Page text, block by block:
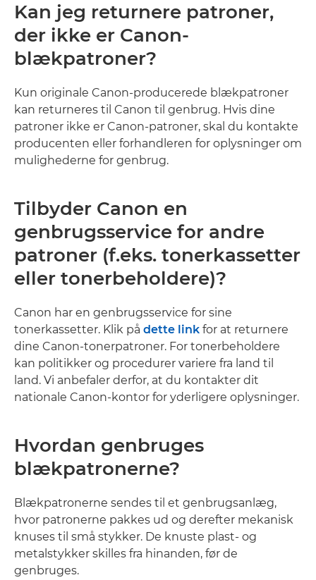
Kan jeg returnere patroner,
der ikke er Canon-
blækpatroner?
Kun originale Canon-producerede blækpatroner
kan returneres til Canon til genbrug. Hvis dine
patroner ikke er Canon-patroner, skal du kontakte
producenten eller forhandleren for oplysninger om
mulighederne for genbrug.
Tilbyder Canon en
genbrugsservice for andre
patroner (f.eks. tonerkassetter
eller tonerbeholdere)?
Canon har en genbrugsservice for sine
tonerkassetter. Klik på dette link for at returnere
dine Canon-tonerpatroner. For tonerbeholdere
kan politikker og procedurer variere fra land til
land. Vi anbefaler derfor, at du kontakter dit
nationale Canon-kontor for yderligere oplysninger.
Hvordan genbruges
blækpatronerne?
Blækpatronerne sendes til et genbrugsanlæg,
hvor patronerne pakkes ud og derefter mekanisk
knuses til små stykker. De knuste plast- og
metalstykker skilles fra hinanden, før de
genbruges.